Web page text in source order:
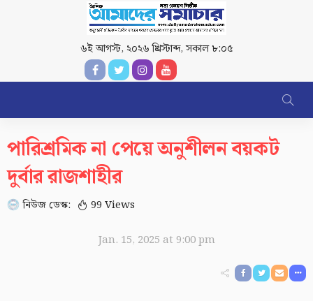
৬ই আগস্ট, ২০২৬ খ্রিস্টাব্দ,সকাল ৮:০৫
পারিশ্রমিক না পেয়ে অনুশীলন বয়কট
দুর্বার রাজশাহীর
নিউজ ডেস্ক: 99 Views
Jan. 15, 2025 at 9:00 pm